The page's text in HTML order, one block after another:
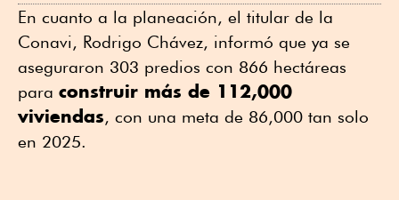
En cuanto a la planeación, el titular de la
Conavi, Rodrigo Chávez, informó que ya se
aseguraron 303 predios con 866 hectáreas
para construir más de 112,000
viviendas, con una meta de 86,000 tan solo
en 2025.